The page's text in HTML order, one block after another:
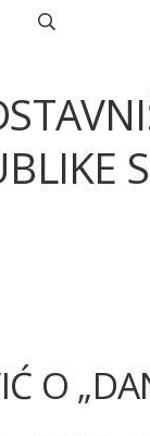
O